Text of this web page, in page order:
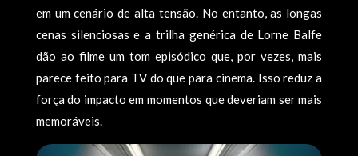
em um cenário de alta tensão. No entanto, as longas
cenas silenciosas e a trilha genérica de Lorne Balfe
dão ao filme um tom episódico que, por vezes, mais
parece feito para TV do que para cinema. Isso reduz a
força do impacto em momentos que deveriam ser mais
memoráveis.